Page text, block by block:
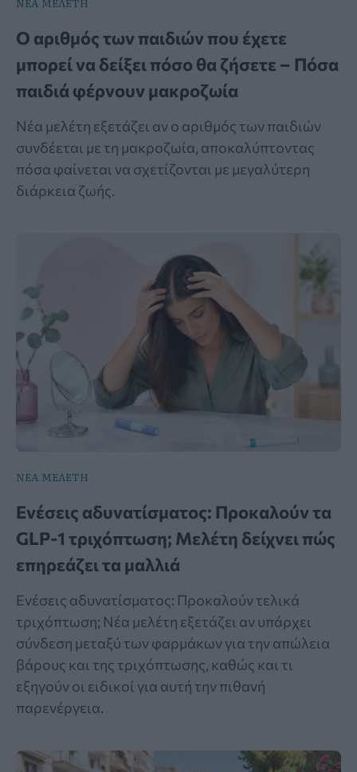
Ο αριθμός των παιδιών που έχετε
μπορεί να δείξει πόσο θα ζήσετε – Πόσα
παιδιά φέρνουν μακροζωία
Νέα μελέτη εξετάζει αν ο αριθμός των παιδιών
συνδέεται με τη μακροζωία, αποκαλύπτοντας
πόσα φαίνεται να σχετίζονται με μεγαλύτερη
διάρκεια ζωής.
ΝΕΑ ΜΕΛΕΤΗ
Ενέσεις αδυνατίσματος: Προκαλούν τα
GLP-1 τριχόπτωση; Μελέτη δείχνει πώς
επηρεάζει τα μαλλιά
Ενέσεις αδυνατίσματος: Προκαλούν τελικά
τριχόπτωση; Νέα μελέτη εξετάζει αν υπάρχει
σύνδεση μεταξύ των φαρμάκων για την απώλεια
βάρους και της τριχόπτωσης, καθώς και τι
εξηγούν οι ειδικοί για αυτή την πιθανή
παρενέργεια.